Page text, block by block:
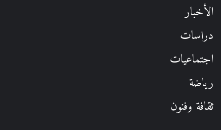
الأخبار
دراسات
اجتماعيات
رياضة
ثقافة وفنون